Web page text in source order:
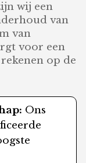
wij een
van
van
voor een
op de
Ons